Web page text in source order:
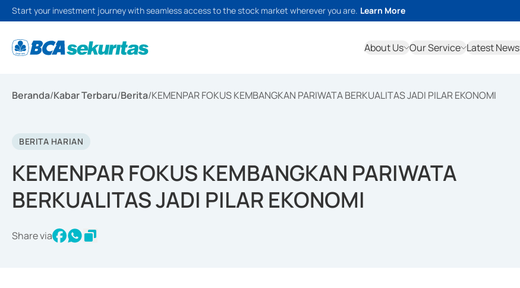
Start your investment journey with seamless access to the stock market wherever you are. Learn More
About Us Our Service Latest News
Beranda/Kabar Terbaru/Berita/KEMENPAR FOKUS KEMBANGKAN PARIWATA BERKUALITAS JADI PILAR EKONOMI
BERITA HARIAN
KEMENPAR FOKUS KEMBANGKAN PARIWATA
BERKUALITAS JADI PILAR EKONOMI
Share via